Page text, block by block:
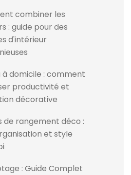
combiner les
: guide pour des
d'intérieur
à domicile : comment
productivité et
décorative
de rangement déco :
et style
: Guide Complet